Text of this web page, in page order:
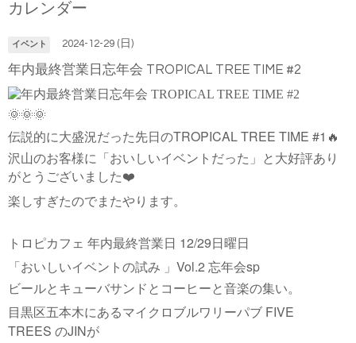
カレンダー
イベント 2024-12-29 (日)
年内最終営業日忘年会 TROPICAL TREE TIME #2
🌞🌞🌞
伝説的に大盛況だった先日のTROPICAL TREE TIME #1 🔥
沢山のお客様に「おいしいイベントだった」と大好評あり
がとうございました❤️
楽しすぎたのでまたやります。
トロピカフェ 年内最終営業日 12/29 日曜日
「おいしいイベントの試み
」 Vol.2 忘年会sp
ビールとキューバサンドとコーヒーと音楽の集い。
目黒区五本木にあるマイクロブルワリーパブ FIVE
TREES のJINが